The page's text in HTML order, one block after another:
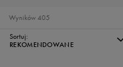
405
Wyników
Sortuj:
REKOMENDOWANE